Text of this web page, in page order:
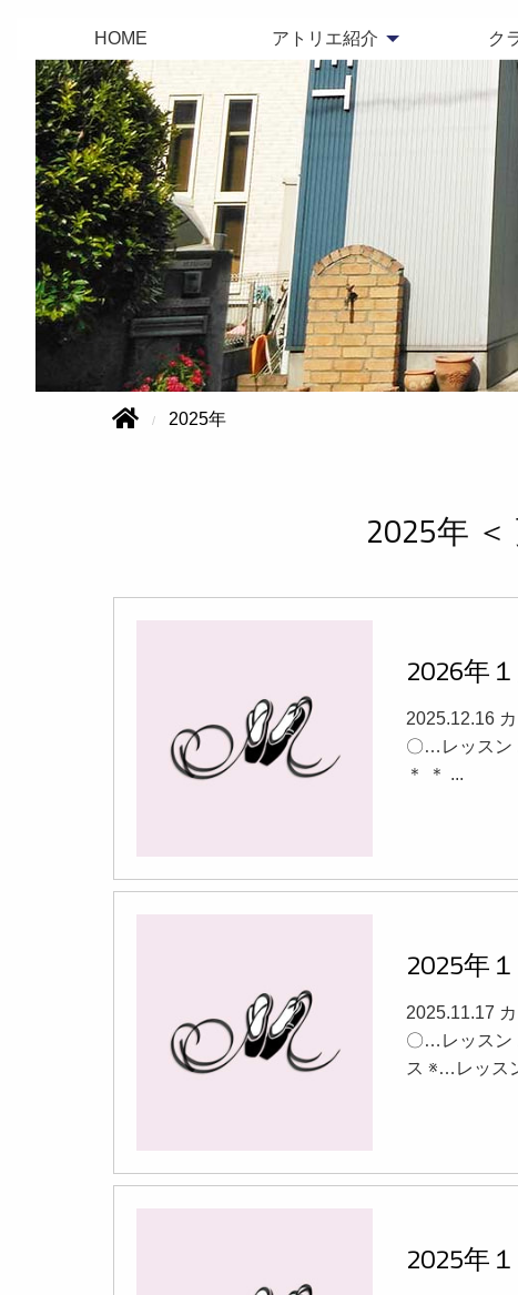
HOME アトリエ紹介 ク
2025年
2025年
2026年
2025.12.16
〇…レッスン
＊ ＊ ...
2025年
2025.11.17
〇…レッスン
ス ※…レッス
2025年